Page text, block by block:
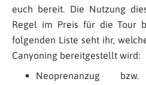
euch bereit. Die Nutzung
Regel im Preis für die Tour
folgenden Liste seht ihr,
Canyoning bereitgestellt wird:
Neoprenanzug